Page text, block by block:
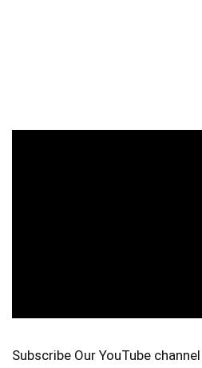
Subscribe Our YouTube channel